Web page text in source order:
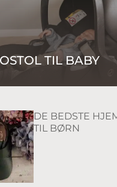
TIL BABY
DE BEDSTE
TIL BØRN